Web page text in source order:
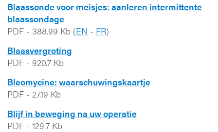
Blaassonde voor meisjes: aanleren intermittente
blaassondage
PDF - 388.99 Kb (EN - FR)
Blaasvergroting
PDF - 920.7 Kb
Bleomycine: waarschuwingskaartje
PDF - 27.19 Kb
Blijf in beweging na uw operatie
PDF - 129.7 Kb